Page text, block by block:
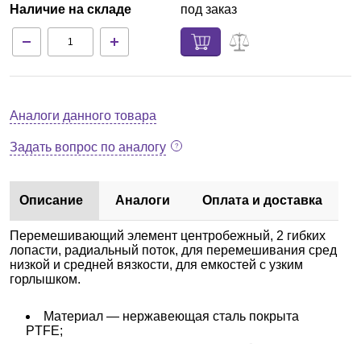
Наличие на складе под заказ
Аналоги данного товара
Задать вопрос по аналогу
Описание Аналоги Оплата и доставка
Перемешивающий элемент центробежный, 2 гибких
лопасти, радиальный поток, для перемешивания сред
низкой и средней вязкости, для емкостей с узким
горлышком.
Материал — нержавеющая сталь покрыта
PTFE;